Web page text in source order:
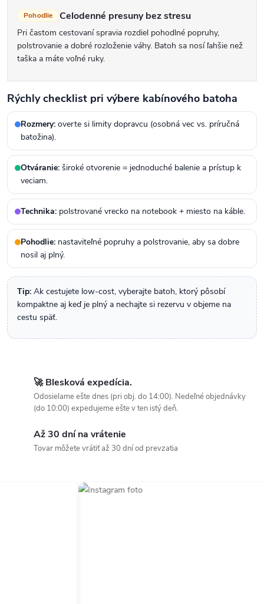
Pohodlie Celodenné presuny bez stresu
Pri častom cestovaní spravia rozdiel pohodlné popruhy,
polstrovanie a dobré rozloženie váhy. Batoh sa nosí ľahšie než
taška a máte voľné ruky.
Rýchly checklist pri výbere kabínového batoha
Rozmery: overte si limity dopravcu (osobná vec vs. príručná
batožina).
Otváranie: široké otvorenie = jednoduché balenie a prístup k
veciam.
Technika: polstrované vrecko na notebook + miesto na káble.
Pohodlie: nastaviteľné popruhy a polstrovanie, aby sa dobre
nosil aj plný.
Tip: Ak cestujete low-cost, vyberajte batoh, ktorý pôsobí
kompaktne aj keď je plný a nechajte si rezervu v objeme na
cestu späť.
🚀 Blesková expedícia.
Odosielame ešte dnes (pri obj. do 14:00). Nedeľné objednávky
(do 10:00) expedujeme ešte v ten istý deň.
Až 30 dní na vrátenie
Tovar môžete vrátiť až 30 dní od prevzatia